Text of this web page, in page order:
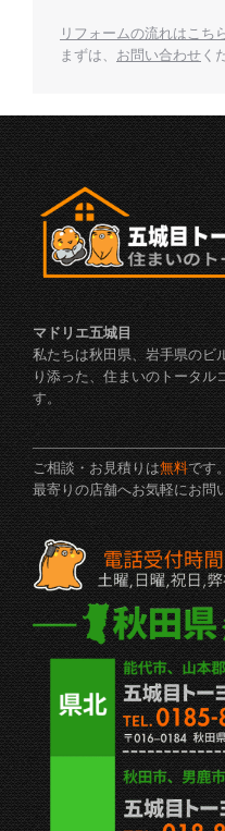
リフォームの流れはこち
まずは、 お問い合わせ く
マドリエ五城目
私たちは秋田県、岩手県のビ
り添った、住まいのトータル
す。
ご相談・お見積りは無料です
最寄りの店舗へお気軽にお問